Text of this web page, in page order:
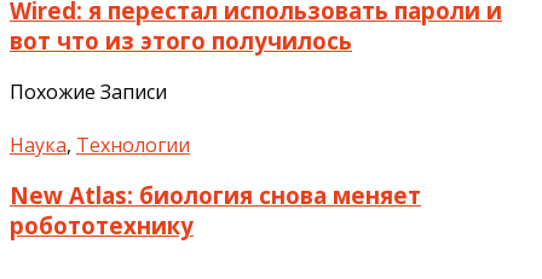
Wired: я перестал использовать пароли и
вот что из этого получилось
Похожие Записи
Наука, Технологии
New Atlas: биология снова меняет
робототехнику